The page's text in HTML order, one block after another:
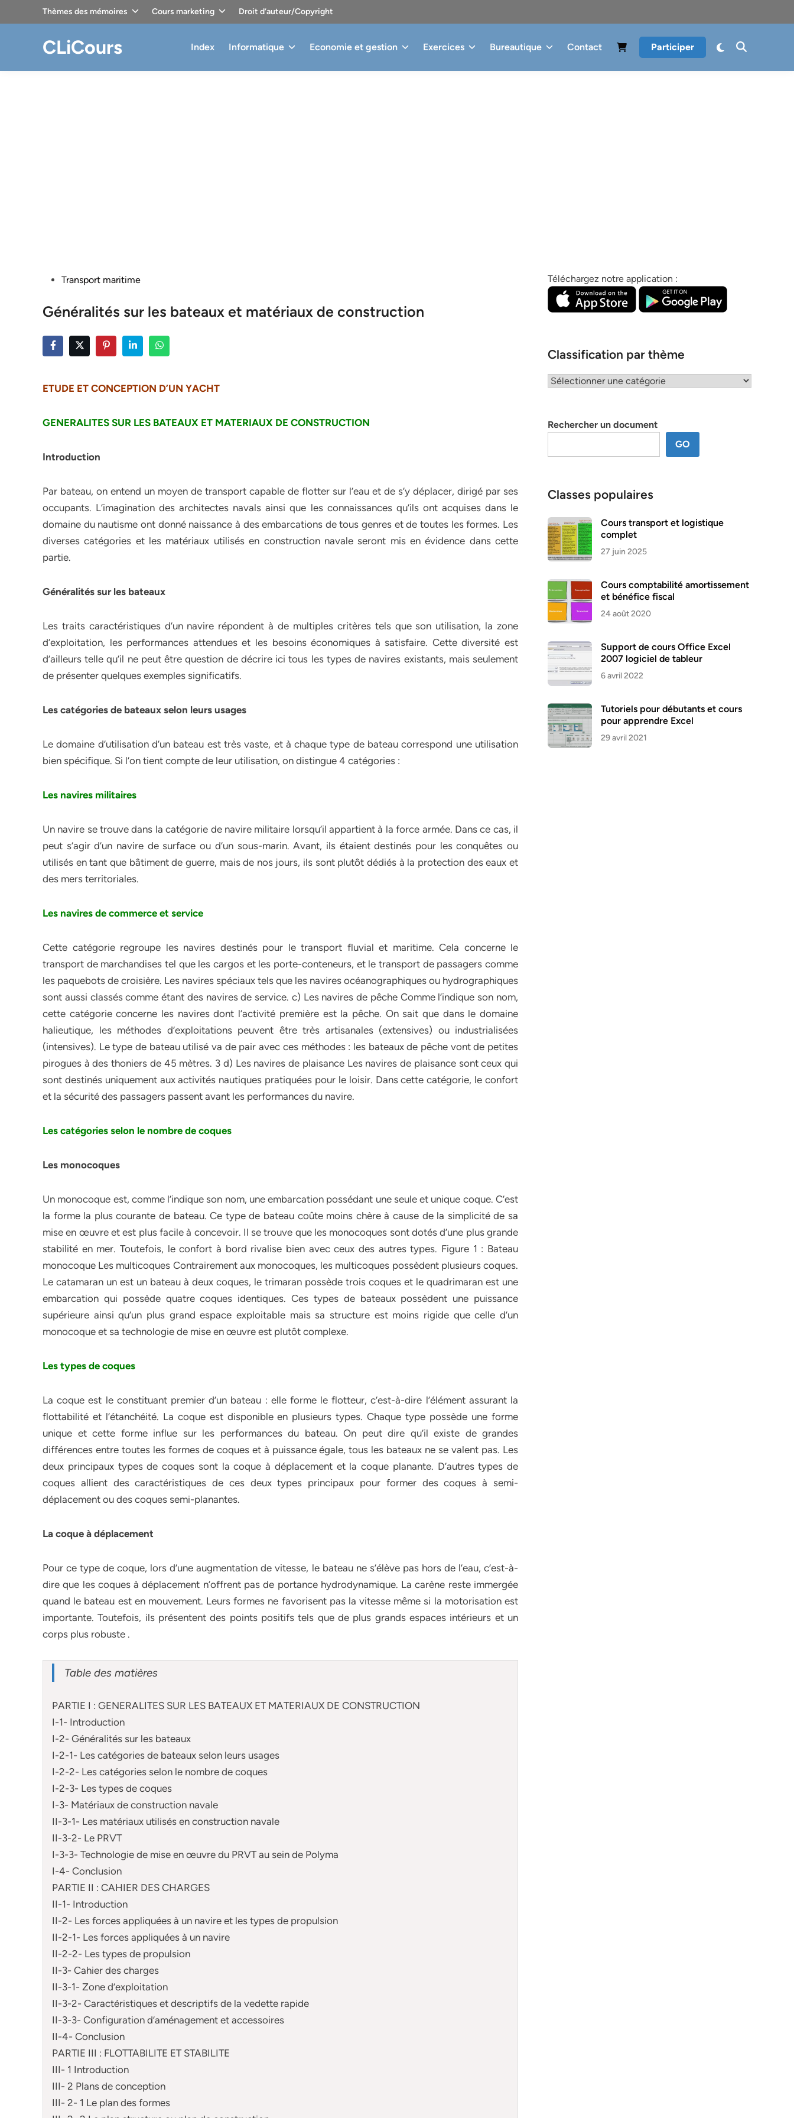
Thèmes des mémoires Cours marketing Droit d’auteur/Copyright
CLiCours Index Informatique Economie et gestion Exercices Bureautique Contact Participer
PostedTransport maritime
Généralités sur les bateaux et matériaux de construction
ETUDE ET CONCEPTION D’UN YACHT
GENERALITES SUR LES BATEAUX ET MATERIAUX DE CONSTRUCTION
Introduction
Par bateau, on entend un moyen de transport capable de flotter sur l’eau et de s’y déplacer, dirigé par ses
occupants. L’imagination des architectes navals ainsi que les connaissances qu’ils ont acquises dans le
domaine du nautisme ont donné naissance à des embarcations de tous genres et de toutes les formes. Les
diverses catégories et les matériaux utilisés en construction navale seront mis en évidence dans cette
partie.
Généralités sur les bateaux
Les traits caractéristiques d’un navire répondent à de multiples critères tels que son utilisation, la zone
d’exploitation, les performances attendues et les besoins économiques à satisfaire. Cette diversité est
d’ailleurs telle qu’il ne peut être question de décrire ici tous les types de navires existants, mais seulement
de présenter quelques exemples significatifs.
Les catégories de bateaux selon leurs usages
Le domaine d’utilisation d’un bateau est très vaste, et à chaque type de bateau correspond une utilisation
bien spécifique. Si l’on tient compte de leur utilisation, on distingue 4 catégories :
Les navires militaires
Un navire se trouve dans la catégorie de navire militaire lorsqu’il appartient à la force armée. Dans ce cas, il
peut s’agir d’un navire de surface ou d’un sous-marin. Avant, ils étaient destinés pour les conquêtes ou
utilisés en tant que bâtiment de guerre, mais de nos jours, ils sont plutôt dédiés à la protection des eaux et
des mers territoriales.
Les navires de commerce et service
Cette catégorie regroupe les navires destinés pour le transport fluvial et maritime. Cela concerne le
transport de marchandises tel que les cargos et les porte-conteneurs, et le transport de passagers comme
les paquebots de croisière. Les navires spéciaux tels que les navires océanographiques ou hydrographiques
sont aussi classés comme étant des navires de service. c) Les navires de pêche Comme l’indique son nom,
cette catégorie concerne les navires dont l’activité première est la pêche. On sait que dans le domaine
halieutique, les méthodes d’exploitations peuvent être très artisanales (extensives) ou industrialisées
(intensives). Le type de bateau utilisé va de pair avec ces méthodes : les bateaux de pêche vont de petites
pirogues à des thoniers de 45 mètres. 3 d) Les navires de plaisance Les navires de plaisance sont ceux qui
sont destinés uniquement aux activités nautiques pratiquées pour le loisir. Dans cette catégorie, le confort
et la sécurité des passagers passent avant les performances du navire.
Les catégories selon le nombre de coques
Les monocoques
Un monocoque est, comme l’indique son nom, une embarcation possédant une seule et unique coque. C’est
la forme la plus courante de bateau. Ce type de bateau coûte moins chère à cause de la simplicité de sa
mise en œuvre et est plus facile à concevoir. Il se trouve que les monocoques sont dotés d’une plus grande
stabilité en mer. Toutefois, le confort à bord rivalise bien avec ceux des autres types. Figure 1 : Bateau
monocoque Les multicoques Contrairement aux monocoques, les multicoques possèdent plusieurs coques.
Le catamaran un est un bateau à deux coques, le trimaran possède trois coques et le quadrimaran est une
embarcation qui possède quatre coques identiques. Ces types de bateaux possèdent une puissance
supérieure ainsi qu’un plus grand espace exploitable mais sa structure est moins rigide que celle d’un
monocoque et sa technologie de mise en œuvre est plutôt complexe.
Les types de coques
La coque est le constituant premier d’un bateau : elle forme le flotteur, c’est-à-dire l’élément assurant la
flottabilité et l’étanchéité. La coque est disponible en plusieurs types. Chaque type possède une forme
unique et cette forme influe sur les performances du bateau. On peut dire qu’il existe de grandes
différences entre toutes les formes de coques et à puissance égale, tous les bateaux ne se valent pas. Les
deux principaux types de coques sont la coque à déplacement et la coque planante. D’autres types de
coques allient des caractéristiques de ces deux types principaux pour former des coques à semi-
déplacement ou des coques semi-planantes.
La coque à déplacement
Pour ce type de coque, lors d’une augmentation de vitesse, le bateau ne s’élève pas hors de l’eau, c’est-à-
dire que les coques à déplacement n’offrent pas de portance hydrodynamique. La carène reste immergée
quand le bateau est en mouvement. Leurs formes ne favorisent pas la vitesse même si la motorisation est
importante. Toutefois, ils présentent des points positifs tels que de plus grands espaces intérieurs et un
corps plus robuste .
Table des matières
PARTIE I : GENERALITES SUR LES BATEAUX ET MATERIAUX DE CONSTRUCTION
I-1- Introduction
I-2- Généralités sur les bateaux
I-2-1- Les catégories de bateaux selon leurs usages
I-2-2- Les catégories selon le nombre de coques
I-2-3- Les types de coques
I-3- Matériaux de construction navale
II-3-1- Les matériaux utilisés en construction navale
II-3-2- Le PRVT
I-3-3- Technologie de mise en œuvre du PRVT au sein de Polyma
I-4- Conclusion
PARTIE II : CAHIER DES CHARGES
II-1- Introduction
II-2- Les forces appliquées à un navire et les types de propulsion
II-2-1- Les forces appliquées à un navire
II-2-2- Les types de propulsion
II-3- Cahier des charges
II-3-1- Zone d’exploitation
II-3-2- Caractéristiques et descriptifs de la vedette rapide
II-3-3- Configuration d’aménagement et accessoires
II-4- Conclusion
PARTIE III : FLOTTABILITE ET STABILITE
III- 1 Introduction
III- 2 Plans de conception
III- 2- 1 Le plan des formes
Téléchargez notre application :
Classification par thème
Classification
Rechercher un document
GO
Classes populaires
Cours transport et logistique
complet
27 juin 2025
Cours comptabilité amortissement
et bénéfice fiscal
24 août 2020
Support de cours Office Excel
2007 logiciel de tableur
6 avril 2022
Tutoriels pour débutants et cours
pour apprendre Excel
29 avril 2021